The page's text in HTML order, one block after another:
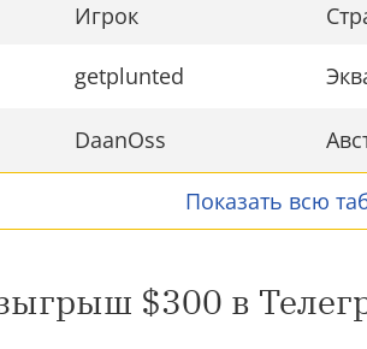
Игрок
getplunted
DaanOss
Показать всю
$300 в